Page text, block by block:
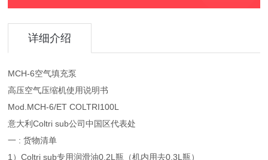
详细介绍
MCH-6空气填充泵
高压空气压缩机使用说明书
Mod.MCH-6/ET COLTRI100L
意大利Coltri sub公司中国区代表处
一 : 货物清单
1）Coltri sub专用润滑油0.2L瓶（机内用去0.3L瓶）